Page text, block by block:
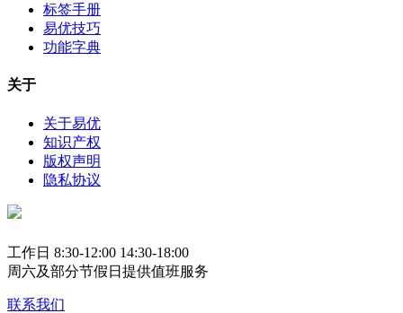
标签手册
易优技巧
功能字典
关于
关于易优
知识产权
版权声明
隐私协议
工作日 8:30-12:00 14:30-18:00
周六及部分节假日提供值班服务
联系我们